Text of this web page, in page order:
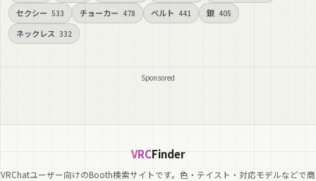
セクシー 533 チョーカー 478 ベルト 441 銀 405
ネックレス 332
Sponsored
VRCFinder
VRChatユーザー向けのBooth検索サイトです。色・テイスト・対応モデルなどで商